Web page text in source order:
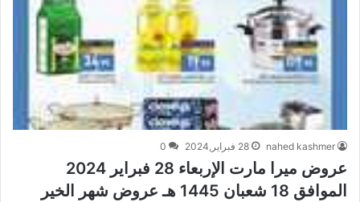
nahed kashmer 28 فبراير,2024 0
عروض ميرا مارت الإربعاء 28 فبراير 2024
الموافق 18 شعبان 1445 هـ عروض شهر الخير